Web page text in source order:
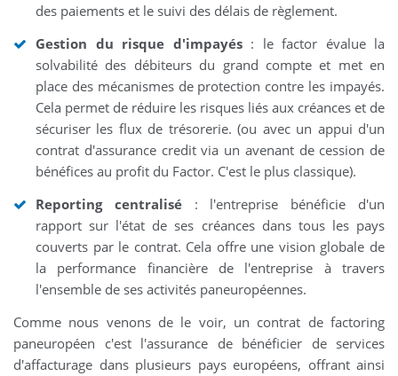
des paiements et le suivi des délais de règlement.
Gestion du risque d'impayés: le factor évalue la
solvabilité des débiteurs du grand compte et met en
place des mécanismes de protection contre les impayés.
Cela permet de réduire les risques liés aux créances et de
sécuriser les flux de trésorerie. (ou avec un appui d'un
contrat d'assurance credit via un avenant de cession de
bénéfices au profit du Factor. C'est le plus classique).
Reporting centralisé: l'entreprise bénéficie d'un
rapport sur l'état de ses créances dans tous les pays
couverts par le contrat. Cela offre une vision globale de
la performance financière de l'entreprise à travers
l'ensemble de ses activités paneuropéennes.
Comme nous venons de le voir, un contrat de factoring
paneuropéen c'est l'assurance de bénéficier de services
d'affacturage dans plusieurs pays européens, offrant ainsi